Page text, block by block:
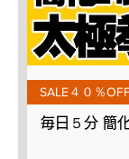
SALE４０％
毎日５分 簡